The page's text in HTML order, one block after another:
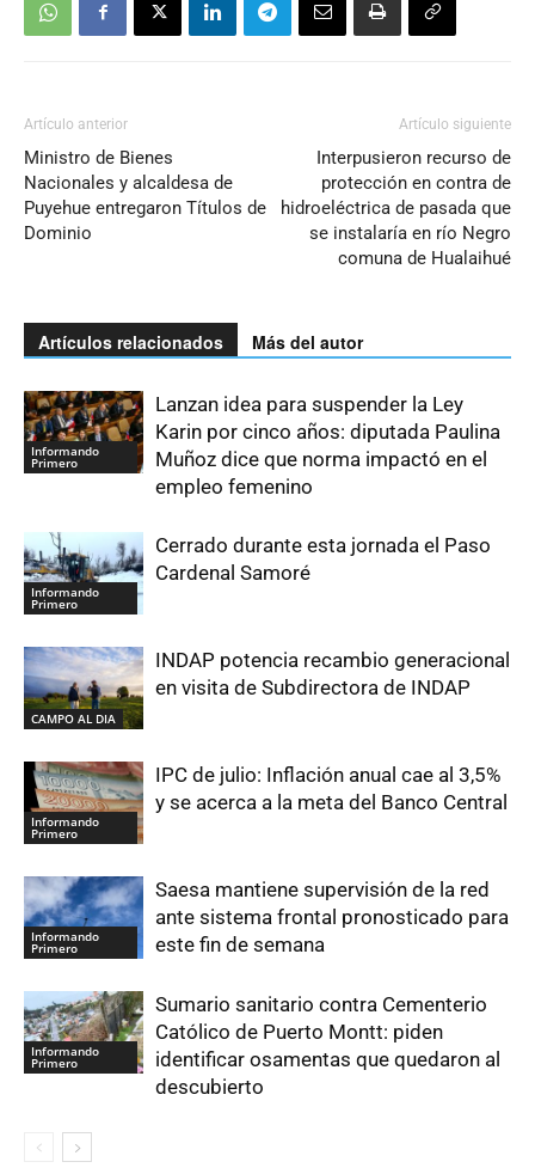
Artículo anterior
Ministro de Bienes
Nacionales y alcaldesa de
Puyehue entregaron Títulos de
Dominio
Artículo siguiente
Interpusieron recurso de
protección en contra de
hidroeléctrica de pasada que
se instalaría en río Negro
comuna de Hualaihué
Artículos relacionados Más del autor
Informando
Primero
Lanzan idea para suspender la Ley
Karin por cinco años: diputada Paulina
Muñoz dice que norma impactó en el
empleo femenino
Informando
Primero
Cerrado durante esta jornada el Paso
Cardenal Samoré
CAMPO AL DIA
INDAP potencia recambio generacional
en visita de Subdirectora de INDAP
Informando
Primero
IPC de julio: Inflación anual cae al 3,5%
y se acerca a la meta del Banco Central
Informando
Primero
Saesa mantiene supervisión de la red
ante sistema frontal pronosticado para
este fin de semana
Informando
Primero
Sumario sanitario contra Cementerio
Católico de Puerto Montt: piden
identificar osamentas que quedaron al
descubierto